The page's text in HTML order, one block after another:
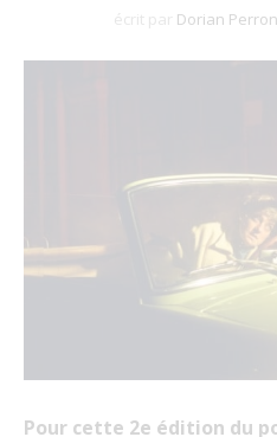
écrit par Dorian Perron
Pour cette 2e édition du